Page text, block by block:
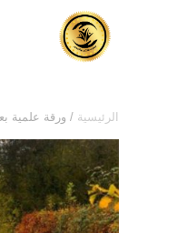
الرئيسية / ورقة علمية